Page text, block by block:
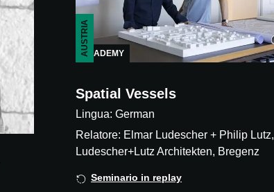
ACADEMY
AUSTRIA
Spatial Vessels
Lingua: German
Relatore: Elmar Ludescher + Philip Lutz,
Ludescher+Lutz Architekten, Bregenz
Seminario in replay